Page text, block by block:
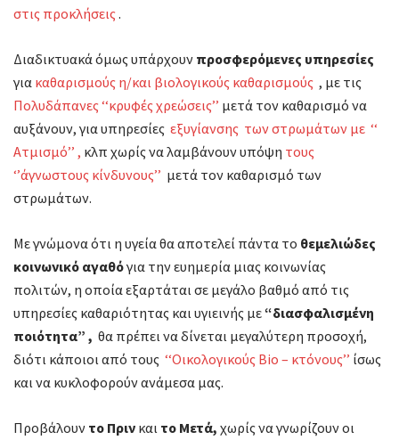
στις προκλήσεις .
Διαδικτυακά όμως υπάρχουν προσφερόμενες υπηρεσίες
για καθαρισμούς η/και βιολογικούς καθαρισμούς , με τις
Πολυδάπανες ‘‘κρυφές χρεώσεις’’ μετά τον καθαρισμό να
αυξάνουν, για υπηρεσίες εξυγίανσης των στρωμάτων με ‘‘
Ατμισμό’’ , κλπ χωρίς να λαμβάνουν υπόψη τους
‘’άγνωστους κίνδυνους’’ μετά τον καθαρισμό των
στρωμάτων.
Με γνώμονα ότι η υγεία θα αποτελεί πάντα το θεμελιώδες
κοινωνικό αγαθόγια την ευημερία μιας κοινωνίας
πολιτών, η οποία εξαρτάται σε μεγάλο βαθμό από τις
υπηρεσίες καθαριότητας και υγιεινής με “διασφαλισμένη
ποιότητα” , θα πρέπει να δίνεται μεγαλύτερη προσοχή,
διότι κάποιοι από τους ‘‘Οικολογικούς Bio – κτόνους’’ ίσως
και να κυκλοφορούν ανάμεσα μας.
Προβάλουν το Πριν και το Μετά, χωρίς να γνωρίζουν οι